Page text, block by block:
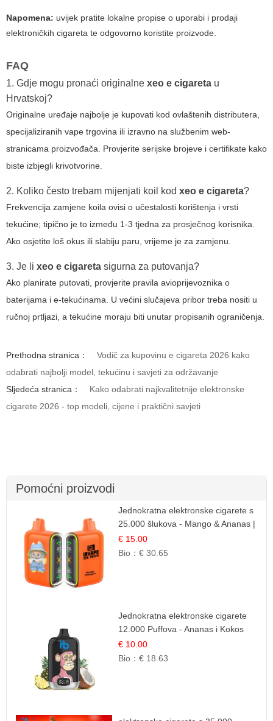
Napomena: uvijek pratite lokalne propise o uporabi i prodaji
elektroničkih cigareta te odgovorno koristite proizvode.
FAQ
1. Gdje mogu pronaći originalne xeo e cigareta u
Hrvatskoj?
Originalne uređaje najbolje je kupovati kod ovlaštenih distributera,
specijaliziranih vape trgovina ili izravno na službenim web-
stranicama proizvođača. Provjerite serijske brojeve i certifikate kako
biste izbjegli krivotvorine.
2. Koliko često trebam mijenjati koil kod xeo e cigareta?
Frekvencija zamjene koila ovisi o učestalosti korištenja i vrsti
tekućine; tipično je to između 1-3 tjedna za prosječnog korisnika.
Ako osjetite loš okus ili slabiju paru, vrijeme je za zamjenu.
3. Je li xeo e cigareta sigurna za putovanja?
Ako planirate putovati, provjerite pravila avioprijevoznika o
baterijama i e-tekućinama. U većini slučajeva pribor treba nositi u
ručnoj prtljazi, a tekućine moraju biti unutar propisanih ograničenja.
Prethodna stranica：
Vodič za kupovinu e cigareta 2026 kako
odabrati najbolji model, tekućinu i savjeti za održavanje
Sljedeća stranica：
Kako odabrati najkvalitetnije elektronske
cigarete 2026 - top modeli, cijene i praktični savjeti
Pomoćni proizvodi
Jednokratna elektronske cigarete s
25.000 šlukova - Mango & Ananas |
Egzotična Voćna Mješavina
€ 15.00
Bio：€ 30.65
Jednokratna elektronske cigarete
12.000 Puffova - Ananas i Kokos
Sladoled | Tropski Desert
€ 10.00
Bio：€ 18.63